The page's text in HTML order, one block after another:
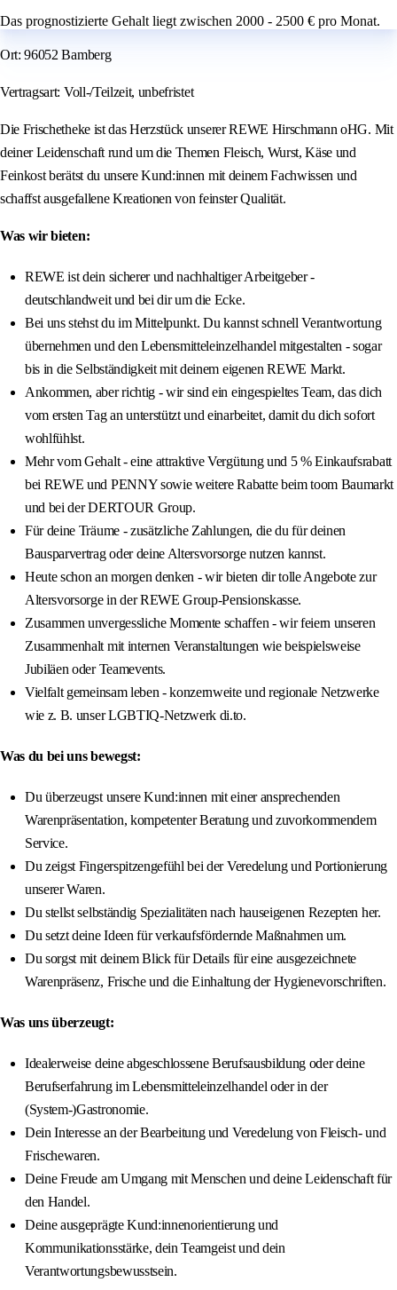
Das prognostizierte Gehalt liegt zwischen 2000 - 2500 € pro Monat.
Ort: 96052 Bamberg
Vertragsart: Voll-/Teilzeit, unbefristet
Die Frischetheke ist das Herzstück unserer REWE Hirschmann oHG. Mit
deiner Leidenschaft rund um die Themen Fleisch, Wurst, Käse und
Feinkost berätst du unsere Kund:innen mit deinem Fachwissen und
schaffst ausgefallene Kreationen von feinster Qualität.
Was wir bieten:
REWE ist dein sicherer und nachhaltiger Arbeitgeber -
deutschlandweit und bei dir um die Ecke.
Bei uns stehst du im Mittelpunkt. Du kannst schnell Verantwortung
übernehmen und den Lebensmitteleinzelhandel mitgestalten - sogar
bis in die Selbständigkeit mit deinem eigenen REWE Markt.
Ankommen, aber richtig - wir sind ein eingespieltes Team, das dich
vom ersten Tag an unterstützt und einarbeitet, damit du dich sofort
wohlfühlst.
Mehr vom Gehalt - eine attraktive Vergütung und 5 % Einkaufsrabatt
bei REWE und PENNY sowie weitere Rabatte beim toom Baumarkt
und bei der DERTOUR Group.
Für deine Träume - zusätzliche Zahlungen, die du für deinen
Bausparvertrag oder deine Altersvorsorge nutzen kannst.
Heute schon an morgen denken - wir bieten dir tolle Angebote zur
Altersvorsorge in der REWE Group-Pensionskasse.
Zusammen unvergessliche Momente schaffen - wir feiern unseren
Zusammenhalt mit internen Veranstaltungen wie beispielsweise
Jubiläen oder Teamevents.
Vielfalt gemeinsam leben - konzernweite und regionale Netzwerke
wie z. B. unser LGBTIQ-Netzwerk di.to.
Was du bei uns bewegst:
Du überzeugst unsere Kund:innen mit einer ansprechenden
Warenpräsentation, kompetenter Beratung und zuvorkommendem
Service.
Du zeigst Fingerspitzengefühl bei der Veredelung und Portionierung
unserer Waren.
Du stellst selbständig Spezialitäten nach hauseigenen Rezepten her.
Du setzt deine Ideen für verkaufsfördernde Maßnahmen um.
Du sorgst mit deinem Blick für Details für eine ausgezeichnete
Warenpräsenz, Frische und die Einhaltung der Hygienevorschriften.
Was uns überzeugt:
Idealerweise deine abgeschlossene Berufsausbildung oder deine
Berufserfahrung im Lebensmitteleinzelhandel oder in der
(System-)Gastronomie.
Dein Interesse an der Bearbeitung und Veredelung von Fleisch- und
Frischewaren.
Deine Freude am Umgang mit Menschen und deine Leidenschaft für
den Handel.
Deine ausgeprägte Kund:innenorientierung und
Kommunikationsstärke, dein Teamgeist und dein
Verantwortungsbewusstsein.